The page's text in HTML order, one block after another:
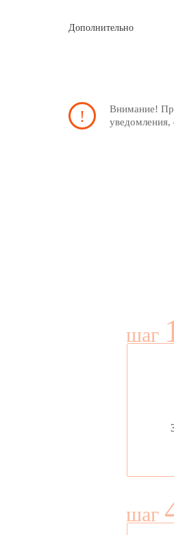
Дополнительно
Внимание!
уведомления,
шаг
шаг